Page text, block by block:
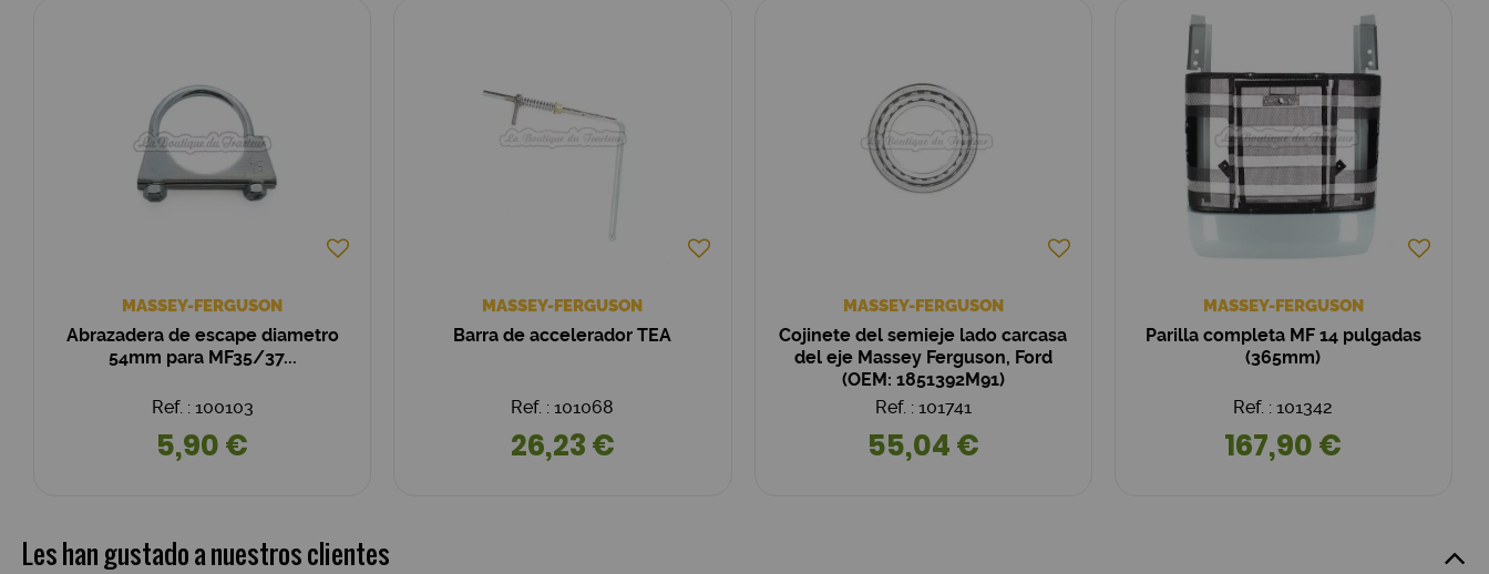
MASSEY-FERGUSON
Abrazadera de escape diametro
54mm para MF35/37...
Ref. : 100103
5,90 €
MASSEY-FERGUSON
Barra de accelerador TEA
Ref. : 101068
26,23 €
MASSEY-FERGUSON
Cojinete del semieje lado carcasa
del eje Massey Ferguson, Ford
(OEM: 1851392M91)
Ref. : 101741
55,04 €
MASSEY-FERGUSON
Parilla completa MF 14 pulgadas
(365mm)
Ref. : 101342
167,90 €
Les han gustado a nuestros clientes